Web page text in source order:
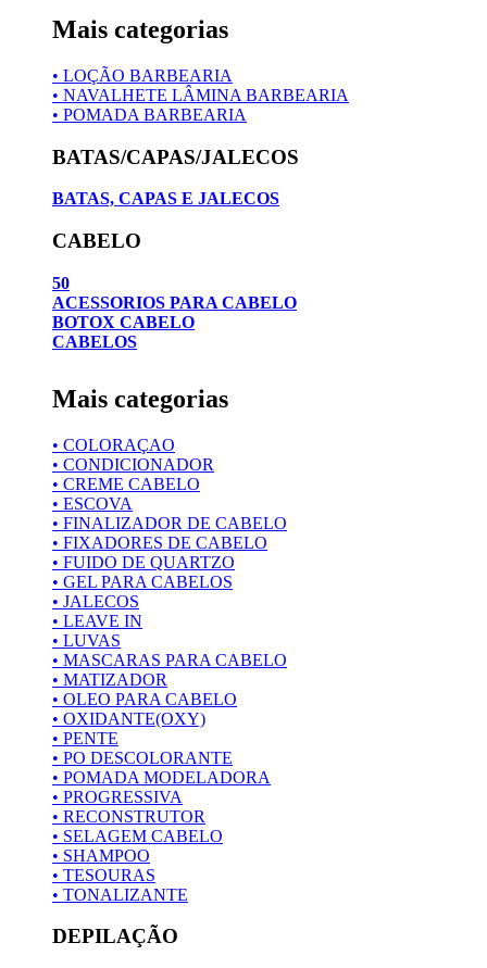
Mais categorias
• LOÇÃO BARBEARIA
• NAVALHETE LÂMINA BARBEARIA
• POMADA BARBEARIA
BATAS/CAPAS/JALECOS
BATAS, CAPAS E JALECOS
CABELO
50
ACESSORIOS PARA CABELO
BOTOX CABELO
CABELOS
Mais categorias
• COLORAÇAO
• CONDICIONADOR
• CREME CABELO
• ESCOVA
• FINALIZADOR DE CABELO
• FIXADORES DE CABELO
• FUIDO DE QUARTZO
• GEL PARA CABELOS
• JALECOS
• LEAVE IN
• LUVAS
• MASCARAS PARA CABELO
• MATIZADOR
• OLEO PARA CABELO
• OXIDANTE(OXY)
• PENTE
• PO DESCOLORANTE
• POMADA MODELADORA
• PROGRESSIVA
• RECONSTRUTOR
• SELAGEM CABELO
• SHAMPOO
• TESOURAS
• TONALIZANTE
DEPILAÇÃO